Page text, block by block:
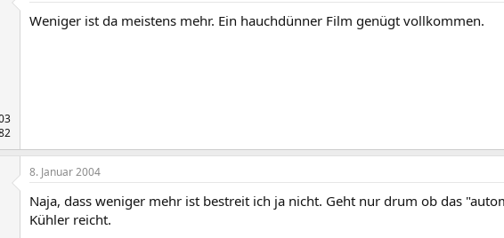
Weniger ist da meistens mehr. Ein hauchdünner Film genügt vollkommen.
8. Januar 2004
Naja, dass weniger mehr ist bestreit ich ja nicht. Geht nur drum ob das
Kühler reicht.